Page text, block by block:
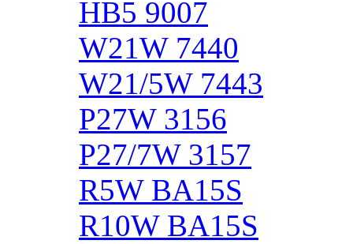
HB5 9007
W21W 7440
W21/5W 7443
P27W 3156
P27/7W 3157
R5W BA15S
R10W BA15S